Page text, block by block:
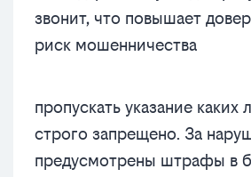
звонит, что повышает
риск мошенничества
пропускать указание каких
строго запрещено. За
предусмотрены штрафы в